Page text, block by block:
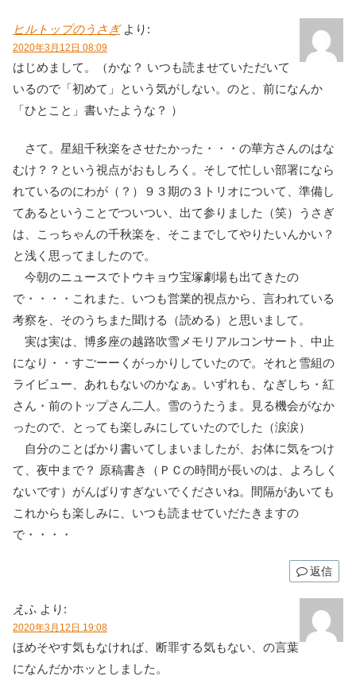
ヒルトップのうさぎ より:
2020年3月12日 08:09
はじめまして。（かな？ いつも読ませていただいて
いるので「初めて」という気がしない。のと、前になんか
「ひとこと」書いたような？ ）
さて。星組千秋楽をさせたかった・・・の華方さんのはな
むけ？？という視点がおもしろく。そして忙しい部署になら
れているのにわが（？）９３期の３トリオについて、準備し
てあるということでついつい、出て参りました（笑）うさぎ
は、こっちゃんの千秋楽を、そこまでしてやりたいんかい？
と浅く思ってましたので。
今朝のニュースでトウキョウ宝塚劇場も出てきたの
で・・・・これまた、いつも営業的視点から、言われている
考察を、そのうちまた聞ける（読める）と思いまして。
実は実は、博多座の越路吹雪メモリアルコンサート、中止
になり・・すごーーくがっかりしていたので。それと雪組の
ライビュー、あれもないのかなぁ。いずれも、なぎしち・紅
さん・前のトップさん二人。雪のうたうま。見る機会がなか
ったので、とっても楽しみにしていたのでした（涙涙）
自分のことばかり書いてしまいましたが、お体に気をつけ
て、夜中まで？ 原稿書き（ＰＣの時間が長いのは、よろしく
ないです）がんばりすぎないでくださいね。間隔があいても
これからも楽しみに、いつも読ませていだたきますの
で・・・・
返信
えふ より:
2020年3月12日 19:08
ほめそやす気もなければ、断罪する気もない、の言葉
になんだかホッとしました。